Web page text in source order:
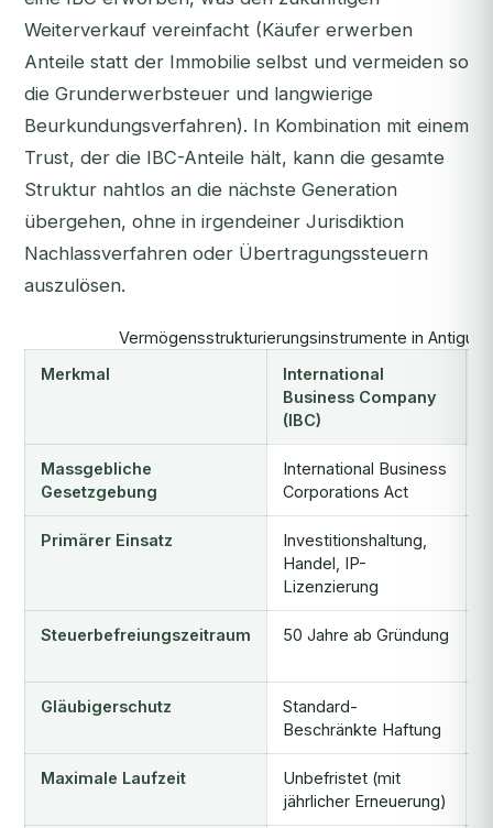
Weiterverkauf vereinfacht (Käufer erwerben
Anteile statt der Immobilie selbst und vermeiden so
die Grunderwerbsteuer und langwierige
Beurkundungsverfahren). In Kombination mit einem
Trust, der die IBC-Anteile hält, kann die gesamte
Struktur nahtlos an die nächste Generation
übergehen, ohne in irgendeiner Jurisdiktion
Nachlassverfahren oder Übertragungssteuern
auszulösen.
Vermögensstrukturierungsinstrumente in
Merkmal
International
Business Company
(IBC)
Massgebliche
Gesetzgebung
International Business
Corporations Act
Primärer Einsatz
Investitionshaltung,
Handel, IP-
Lizenzierung
Steuerbefreiungszeitraum 50 Jahre ab Gründung
Gläubigerschutz
Standard-
Beschränkte Haftung
Maximale Laufzeit
Unbefristet (mit
jährlicher Erneuerung)